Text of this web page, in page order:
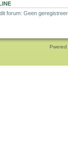
forum: Geen